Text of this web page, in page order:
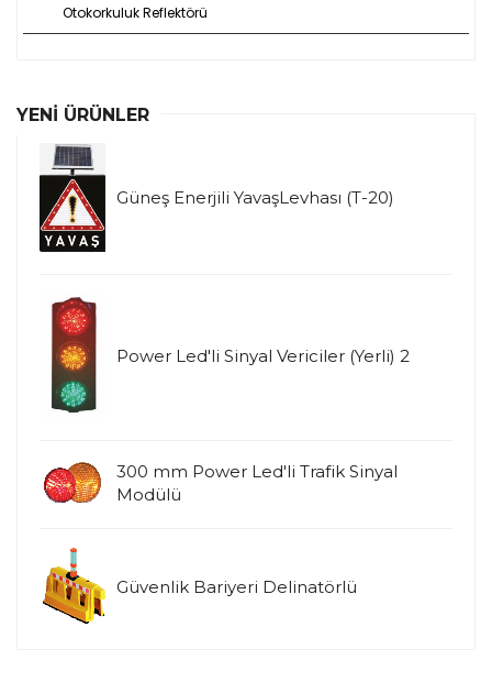
Otokorkuluk Reflektörü
YENI ÜRÜNLER
Güneş Enerjili YavaşLevhası (T-20)
Power Led'li Sinyal Vericiler (Yerli) 2
300 mm Power Led'li Trafik Sinyal
Modülü
Güvenlik Bariyeri Delinatörlü